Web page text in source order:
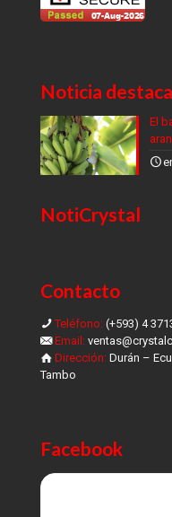
Noticia
El
NotiCrystal
Contacto
Teléfono: (+593) 4
Email:
Dirección: Durán –
Tambo
Facebook